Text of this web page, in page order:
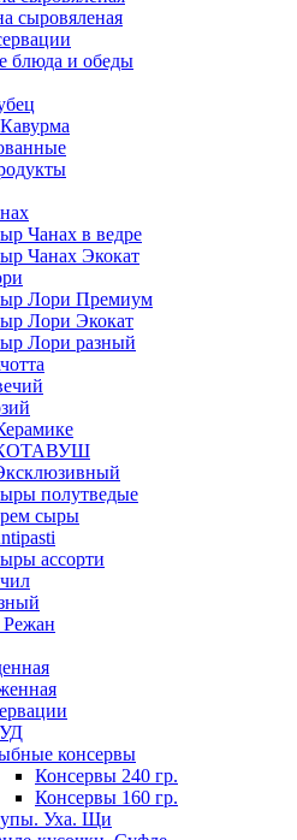
сыровяленая
блюда и обеды
Чанах в ведре
Чанах Экокат
Лори Премиум
Лори Экокат
Лори разный
полутведые
сыры
ассорти
консервы
Консервы 240 гр.
Консервы 160 гр.
Уха. Щи